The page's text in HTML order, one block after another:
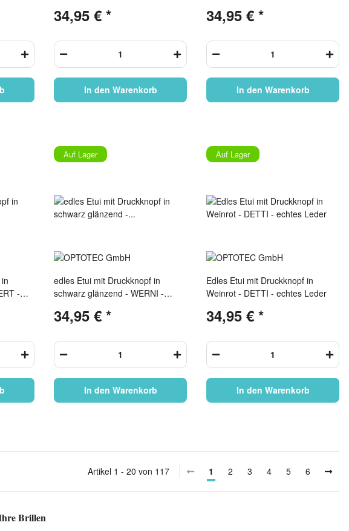
34,95 € *
In den Warenkorb
34,95 € *
In den Warenkorb
-
Auf Lager
edles Etui mit Druckknopf in
schwarz glänzend - WERNI -
34,95 € *
In den Warenkorb
Auf Lager
Edles Etui mit Druckknopf in
Weinrot - DETTI - echtes Leder
34,95 € *
In den Warenkorb
Artikel 1 - 20 von 117 1 2 3 4 5 6
Brillen